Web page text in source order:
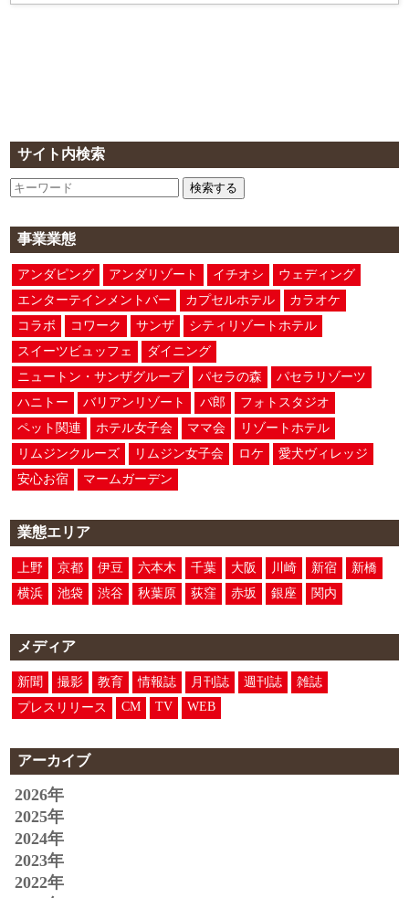
サイト内検索
検索する
事業業態
アンダピング アンダリゾート イチオシ
ウェディング
エンターテインメントバー
カプセルホテル
カラオケ
コラボ
コワーク サンザ
シティリゾートホテル
スイーツビュッフェ
ダイニング
ニュートン・サンザグループ
パセラの森
パセラリゾーツ
ハニトー
バリアンリゾート パ郎
フォトスタジオ
ペット関連
ホテル女子会 ママ会
リゾートホテル
リムジンクルーズ
リムジン女子会 ロケ
愛犬ヴィレッジ
安心お宿
マームガーデン
業態エリア
上野 京都 伊豆 六本木 千葉 大阪 川崎 新宿
新橋
横浜
池袋 渋谷 秋葉原 荻窪 赤坂 銀座 関内
メディア
新聞 撮影 教育 情報誌 月刊誌 週刊誌
雑誌
プレスリリース
CM TV WEB
アーカイブ
2026年
2025年
2024年
2023年
2022年